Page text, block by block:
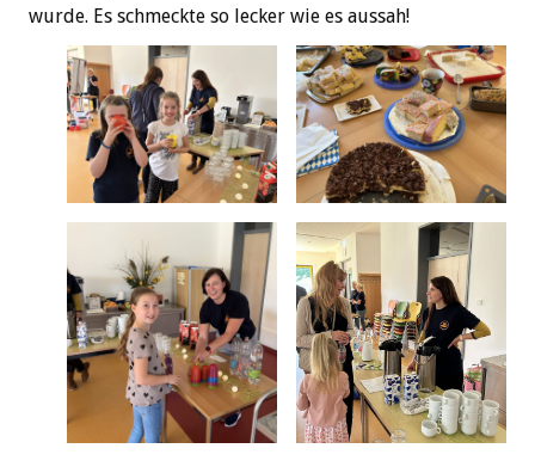
wurde. Es schmeckte so lecker wie es aussah!